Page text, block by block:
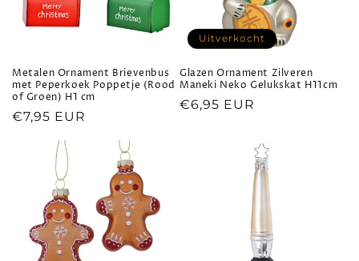
Metalen Ornament Brievenbus
met Peperkoek Poppetje (Rood
of Groen) H1 cm
Normale
€7,95 EUR
Uitverkocht
Glazen Ornament Zilveren
Maneki Neko Gelukskat H11cm
Normale
€6,95 EUR